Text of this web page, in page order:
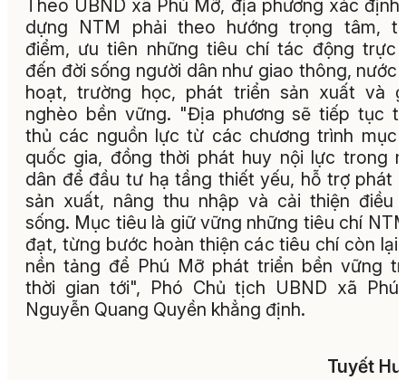
Theo UBND xã Phú Mỡ, địa phương xác định
dựng NTM phải theo hướng trọng tâm,
điểm, ưu tiên những tiêu chí tác động trực
đến đời sống người dân như giao thông, nước
hoạt, trường học, phát triển sản xuất và
nghèo bền vững. "Địa phương sẽ tiếp tục
thủ các nguồn lực từ các chương trình mục
quốc gia, đồng thời phát huy nội lực trong
dân để đầu tư hạ tầng thiết yếu, hỗ trợ phát
sản xuất, nâng thu nhập và cải thiện điều
sống. Mục tiêu là giữ vững những tiêu chí
đạt, từng bước hoàn thiện các tiêu chí còn
nền tảng để Phú Mỡ phát triển bền vững
thời gian tới", Phó Chủ tịch UBND xã Phú
Nguyễn Quang Quyền khẳng định.
Tuyết